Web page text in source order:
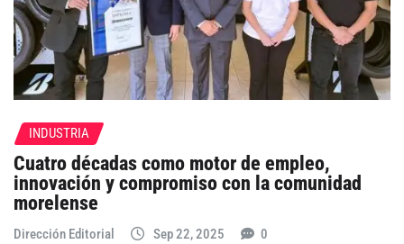
INDUSTRIA
Cuatro décadas como motor de empleo,
innovación y compromiso con la comunidad
morelense
Dirección Editorial Sep 22, 2025 0